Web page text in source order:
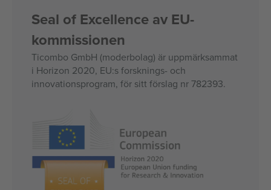
Seal of Excellence av EU-
kommissionen
Ticombo GmbH (moderbolag) är uppmärksammat
i Horizon 2020, EU:s forsknings- och
innovationsprogram, för sitt förslag nr 782393.